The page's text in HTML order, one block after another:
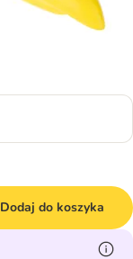
Dodaj do koszyka